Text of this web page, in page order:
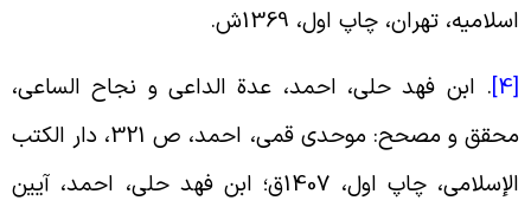
تهران، چاپ اول، 1369ش
.
.ابن فهد حلی، احمد، عدة الداعی و نجاح الساعی،
محقق و مصحح: موحدی قمی، احمد، ص 321، دار الکتب
الإسلامی، چاپ اول، 1407ق؛ ابن فهد حلی، احمد، آیین